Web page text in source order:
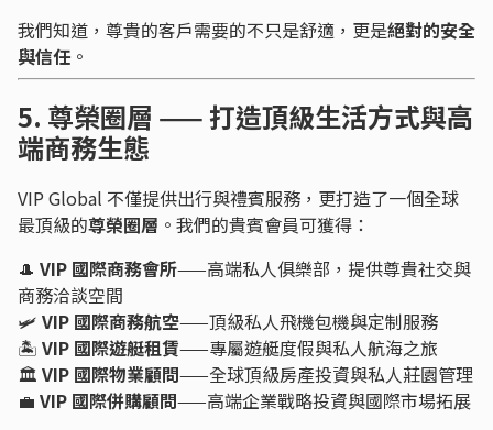
我們知道，尊貴的客戶需要的不只是舒適，更是絕對的安全
與信任 。
5. 尊榮圈層 —— 打造頂級生活方式與高
端商務生態
VIP Global 不僅提供出行與禮賓服務，更打造了一個全球
最頂級的尊榮圈層 。我們的貴賓會員可獲得：
🎩 VIP 國際商務會所——高端私人俱樂部，提供尊貴社交與
商務洽談空間
🛩 VIP 國際商務航空——頂級私人飛機包機與定制服務
🏝 VIP 國際遊艇租賃——專屬遊艇度假與私人航海之旅
🏛 VIP 國際物業顧問——全球頂級房產投資與私人莊園管理
💼 VIP 國際併購顧問——高端企業戰略投資與國際市場拓展